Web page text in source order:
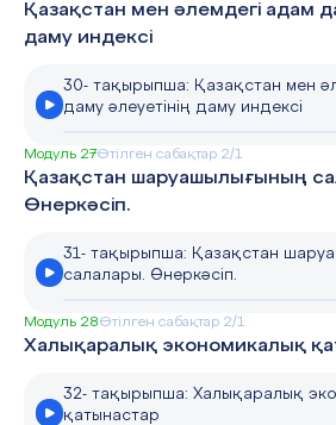
Қазақстан мен әлемдегі адам
даму индексі
30- тақырыпша: Қазақстан мен
даму әлеуетінің даму индексі
Модуль 27Өтілген сабақтар 2/1
Қазақстан шаруашылығының
Өнеркәсіп.
31- тақырыпша: Қазақстан
салалары. Өнеркәсіп.
Модуль 28Өтілген сабақтар 2/1
Халықаралық экономикалық
32- тақырыпша: Халықаралық
қатынастар